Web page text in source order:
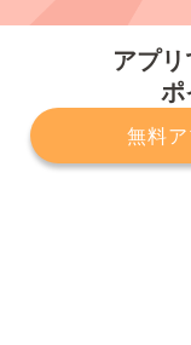
アプ
ポ
無料
プライバシ
サービスに関し